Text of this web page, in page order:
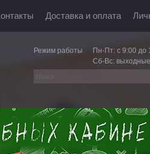
Доставка и оплата
Режим работы
Пн-Пт: с 9:00 до
Сб-Вс: выходные